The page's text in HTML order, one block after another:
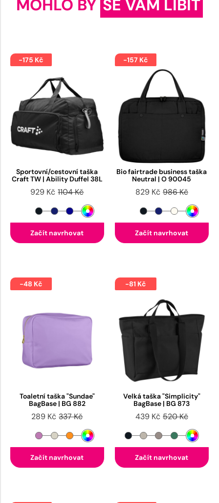
MOHLO BY SE VÁM LÍBIT
-175 Kč
Sportovní/cestovní taška
Craft TW | Ability Duffel 38L
929 Kč 1104 Kč
Začít navrhovat
-157 Kč
Bio fairtrade business taška
Neutral | O 90045
829 Kč 986 Kč
Začít navrhovat
-48 Kč
Toaletní taška "Sundae"
BagBase | BG 882
289 Kč 337 Kč
Začít navrhovat
-81 Kč
Velká taška "Simplicity"
BagBase | BG 873
439 Kč 520 Kč
Začít navrhovat